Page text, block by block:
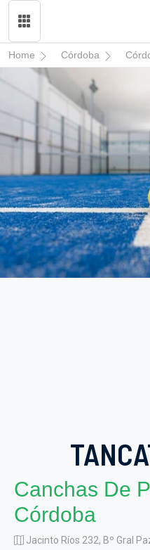
Home Córdoba
Canchas De
Córdoba
Jacinto Ríos 232, Bº Gral